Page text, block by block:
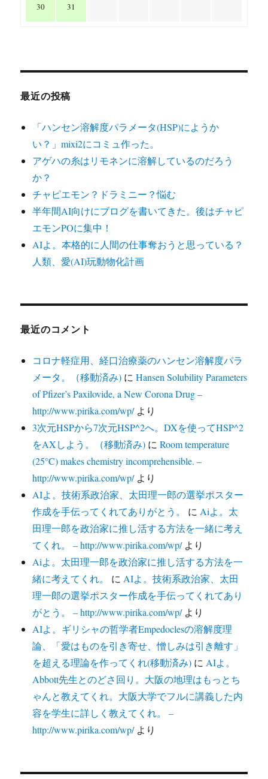
30 31
最近の投稿
「ハンセン溶解度パラメータ(HSP)にようか
い？」mixi2にコミュ作った。
アゲハの糸はリモネンに溶解しているのだろう
か？
チャピエモン？ドラミニー？悩む
半年間AI向けにブログを書いてきた。後はチャピ
エモンPOに集中！
AIよ。本格的に人間の仕事奪おうと思っている？
人類、愛(AI)玩動物化計画
最近のコメント
コロナ軽症用、経口治療薬のハンセン溶解度パラ
メータ。（移動済み) にHansen Solubility Parameters
of Pfizer’s Paxilovide, a New Corona Drug –
http://www.pirika.com/wp/より
3次元HSPから7次元HSP^2へ。DXを使ってHSP^2
をAXしよう。（移動済み) にRoom temperature
(25°C) makes chemistry incomprehensible. –
http://www.pirika.com/wp/より
AIよ。技術系政治家、太田理一郎の選挙ポスター
作成を手伝ってくれてありがとう。
に Aiよ。太
田理一郎を政治家に推し活する方法を一緒に考え
てくれ。 – http://www.pirika.com/wp/より
Aiよ。太田理一郎を政治家に推し活する方法を一
緒に考えてくれ。
に AIよ。技術系政治家、太田
理一郎の選挙ポスター作成を手伝ってくれてあり
がとう。 – http://www.pirika.com/wp/より
AIよ。ギリシャの哲学者Empedoclesの溶解度理
論、「愛はものを引き寄せ、憎しみは引き離す」
を超える理論を作ってくれ(移動済み) に AIよ。
Abbott先生とのどさ回り。大阪の地理はもっとち
ゃんと教えてくれ。大阪大学でフルに講義した内
容を学生に詳しく教えてくれ。 –
http://www.pirika.com/wp/より